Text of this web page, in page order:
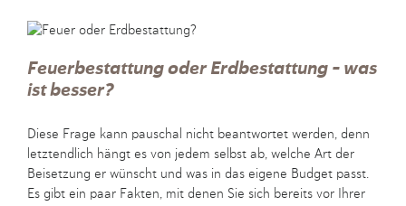
Feuerbestattung oder Erdbestattung – was
ist besser?
Diese Frage kann pauschal nicht beantwortet werden, denn
letztendlich hängt es von jedem selbst ab, welche Art der
Beisetzung er wünscht und was in das eigene Budget passt.
Es gibt ein paar Fakten, mit denen Sie sich bereits vor Ihrer